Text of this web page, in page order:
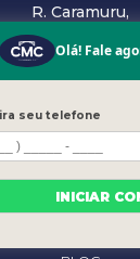
R. Caramuru,
Vitória - ES
3223-0868
HOME
EMPRESA
ÁREA DO
Olá! Fale
seu telefone
INICIAR